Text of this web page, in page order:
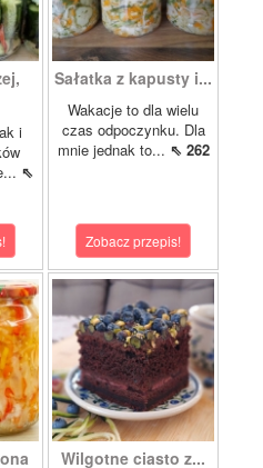
i
⇖
Sałatka z kapusty i...
Wakacje to dla wielu
czas odpoczynku. Dla
mnie jednak to... ⇖ 262
Zobacz przepis!
Wilgotne ciasto z...